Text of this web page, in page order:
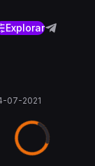
Explorar
07-2021